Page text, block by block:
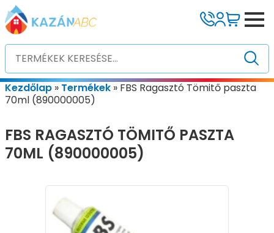
Kezdőlap » Termékek » FBS Ragasztó Tömitő paszta
70ml (890000005)
FBS RAGASZTÓ TÖMITŐ PASZTA
70ML (890000005)